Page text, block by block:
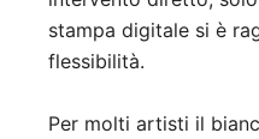
stampa digitale si è
flessibilità.
Per molti artisti il